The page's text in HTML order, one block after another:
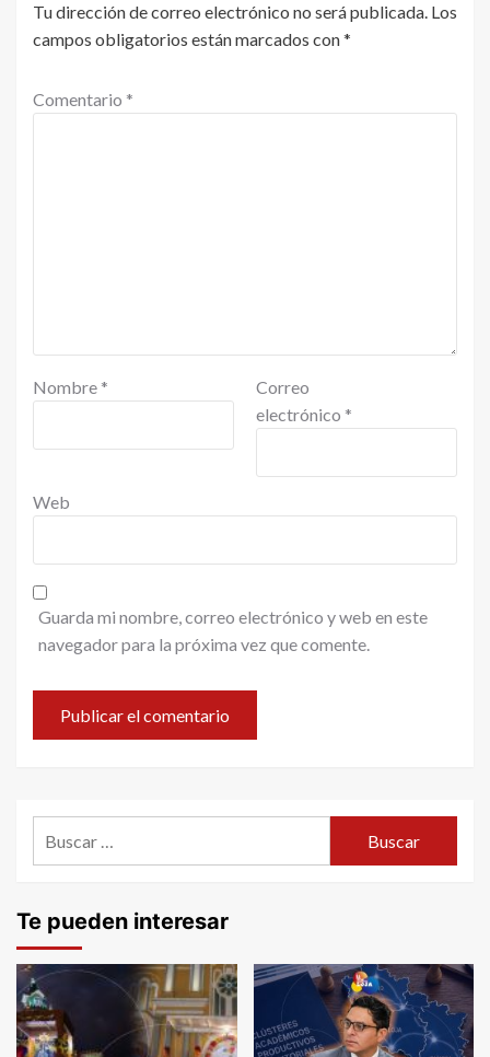
Tu dirección de correo electrónico no será publicada. Los
campos obligatorios están marcados con*
Comentario *
Nombre *
Correo
electrónico *
Web
Guarda mi nombre, correo electrónico y web en este
navegador para la próxima vez que comente.
Te pueden interesar